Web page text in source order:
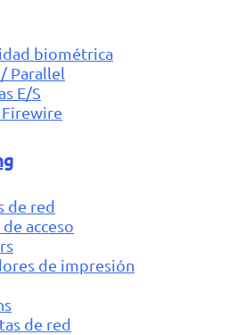
biométrica
Parallel
E/S
Firewire
de red
acceso
de impresión
de red